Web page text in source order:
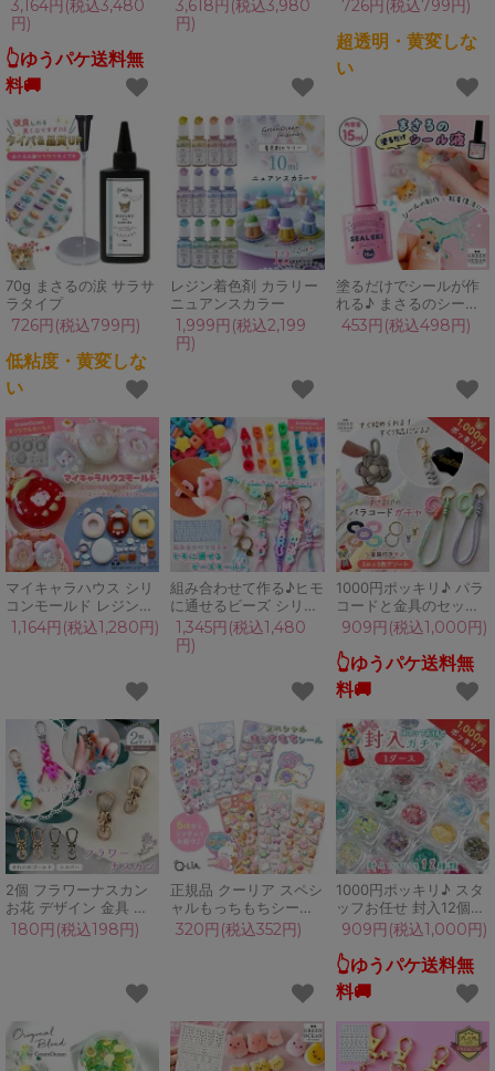
レジン液 モールド シェ
イカー 福袋 子供 プレ
ゼント ギフト
3,164円(税込3,480
円)
👆ゆうパケ送料無
料🚚
ターター キット 説明書
子供 女の子 小学生 中
3,618円(税込3,980
円)
しない 高品質 クリア
猫 UVレジン液 安い お
すすめ GreenOcean
726円(税込799円)
超透明・黄変しな
い
70g まさるの涙 サラサ
ラタイプ
726円(税込799円)
低粘度・黄変しな
い
レジン着色剤 カラリー
ニュアンスカラー
1,999円(税込2,199
円)
塗るだけでシールが作
れる♪ まさるのシール
液 15ml シール用 のり
接着剤 粘着 復活 簡単
ル
453円(税込498円)
マイキャラハウス シリ
コンモールド レジン型
セット デジタル 携帯
ペット 育成 ゲーム た
GreenOceanオリジナ
1,164円(税込1,280円)
組み合わせて作る♪ヒモ
に通せるビーズ シリコ
ンモールド アルファベ
ット 英字 英語 数字 記
号 文字 レジン型 パラ
GreenOceanオリジナ
1,345円(税込1,480
円)
1000円ポッキリ♪ パラ
コードと金具のセット
2m 5色セット 4mm 7
芯 ナスカン 丸型カラビ
ナ キーホルダー 手芸
ハンドメイド 手芸 ラン
ダム スタッフお任せ
909円(税込1,000円)
👆ゆうパケ送料無
料🚚
2個 フラワーナスカン
お花 デザイン 金具 フ
ック 回転カン パーツ
部品 資材 カニカン 留
具 ハンドメイド 手芸
180円(税込198円)
正規品 クーリア スペシ
ャルもっちもちシール
6タイプからランダム
シール パステル シール
320円(税込352円)
1000円ポッキリ♪ スタ
ッフお任せ 封入12個セ
ット 蓄光 パール ホロ
グラム オリジナルブレ
ンド レジン封入素材 封
入パーツ シェイカー デ
コパーツ
909円(税込1,000円)
👆ゆうパケ送料無
料🚚